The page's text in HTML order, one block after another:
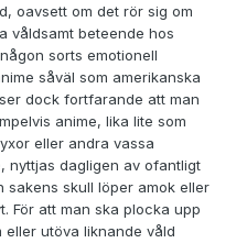
oavsett om det rör sig om
våldsamt beteende hos
sorts emotionell
såväl som amerikanska
dock fortfarande att man
anime, lika lite som
eller andra vassa
nyttjas dagligen av ofantligt
skull löper amok eller
För att man ska plocka upp
utöva liknande våld